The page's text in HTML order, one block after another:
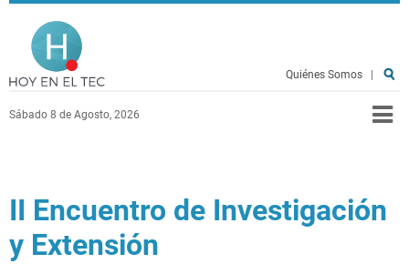
Pasar al contenido principal
Sábado 8 de Agosto, 2026
Quiénes Somos
II Encuentro de Investigación
y Extensión